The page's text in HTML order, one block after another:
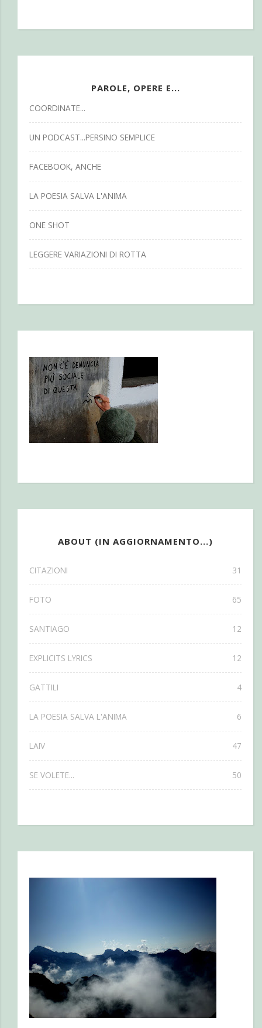
PAROLE, OPERE E...
COORDINATE...
UN PODCAST...PERSINO SEMPLICE
FACEBOOK, ANCHE
LA POESIA SALVA L'ANIMA
ONE SHOT
LEGGERE VARIAZIONI DI ROTTA
ABOUT (IN AGGIORNAMENTO...)
CITAZIONI 31
FOTO 65
SANTIAGO 12
EXPLICITS LYRICS 12
GATTILI 4
LA POESIA SALVA L'ANIMA 6
LAIV 47
SE VOLETE... 50